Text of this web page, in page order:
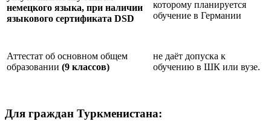
которому планируется
обучение в Германии
немецкого языка, при наличии
языкового сертификата DSD
Аттестат об основном общем
образовании (9 классов)
не даёт допуска к
обучению в ШК или вузе.
Для граждан Туркменистана: